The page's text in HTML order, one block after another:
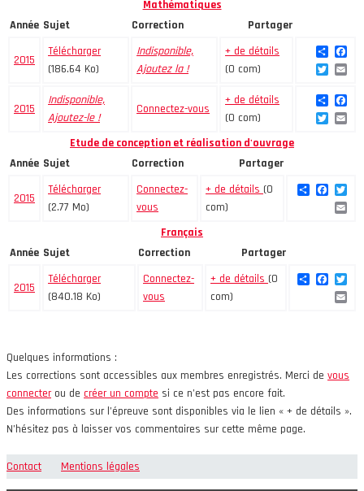
Mathématiques
Année Sujet Correction Partager
2015
Télécharger
(186.64 Ko)
Indisponible,
Ajoutez la !
+ de détails
(0 com)
Share
2015
Indisponible,
Ajoutez-le !
Connectez-vous
+ de détails
(0 com)
Share
Etude de conception et réalisation d'ouvrage
Année Sujet Correction Partager
2015
Télécharger
(2.77 Mo)
Connectez-
vous
+ de détails (0
com)
Share
Français
Année Sujet Correction Partager
2015
Télécharger
(840.18 Ko)
Connectez-
vous
+ de détails (0
com)
Share
Quelques informations :
Les corrections sont accessibles aux membres enregistrés. Merci de vous
connecterou de créer un compte si ce n’est pas encore fait.
Des informations sur l’épreuve sont disponibles via le lien « + de détails ».
N’hésitez pas à laisser vos commentaires sur cette même page.
Contact Mentions légales